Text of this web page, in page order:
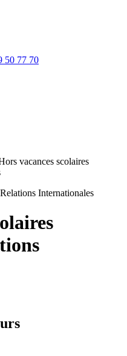
50 77 70
vacances scolaires
Internationales